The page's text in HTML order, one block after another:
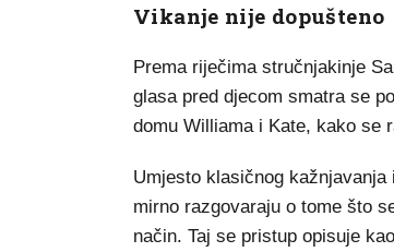
Vikanje nije dopušteno
Prema riječima stručnjakinje
glasa pred djecom smatra se
domu Williama i Kate, kako se
Umjesto klasičnog
mirno razgovaraju o tome što
način. Taj se pristup opisuje